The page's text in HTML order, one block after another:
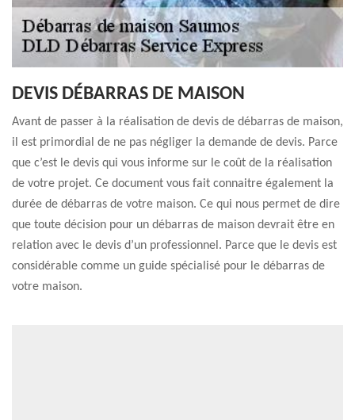
DEVIS DÉBARRAS DE MAISON
Avant de passer à la réalisation de devis de débarras de maison,
il est primordial de ne pas négliger la demande de devis. Parce
que c’est le devis qui vous informe sur le coût de la réalisation
de votre projet. Ce document vous fait connaitre également la
durée de débarras de votre maison. Ce qui nous permet de dire
que toute décision pour un débarras de maison devrait être en
relation avec le devis d’un professionnel. Parce que le devis est
considérable comme un guide spécialisé pour le débarras de
votre maison.